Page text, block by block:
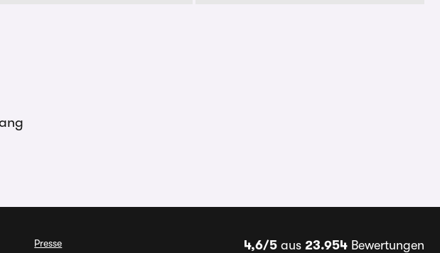
Presse
4,6/5aus 23.954Bewertungen